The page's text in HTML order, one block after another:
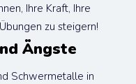
Ihre Kraft, Ihre
zu steigern!
Ängste
Schwermetalle in